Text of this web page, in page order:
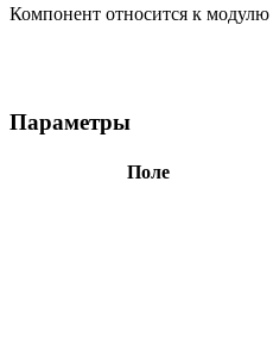
Компонент относится к модулю
Параметры
Поле